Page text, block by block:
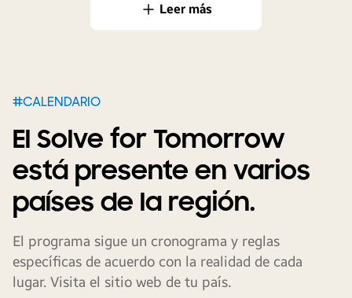
Leer más
#CALENDARIO
El Solve for Tomorrow
está presente en varios
países de la región.
El programa sigue un cronograma y reglas
específicas de acuerdo con la realidad de cada
lugar. Visita el sitio web de tu país.